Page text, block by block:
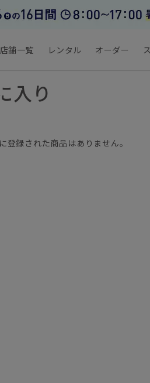
店舗一覧 レンタル オーダー
入り
登録された商品はありません。